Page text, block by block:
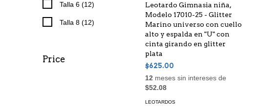
Talla 6 (12)
Talla 8 (12)
Price
Leotardo Gimnasia niña,
Modelo 17010-25 - Glitter
Marino universo con cuello
alto y espalda en "U" con
cinta girando en glitter
plata
$625.00
12 meses sin intereses de
$52.08
LEOTARDOS